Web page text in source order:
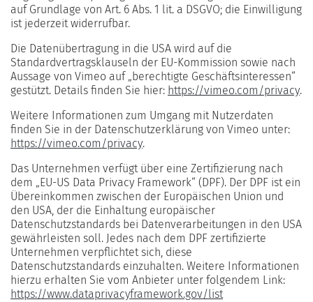
auf Grundlage von Art. 6 Abs. 1 lit. a DSGVO; die Einwilligung
ist jederzeit widerrufbar.
Die Datenübertragung in die USA wird auf die
Standardvertragsklauseln der EU-Kommission sowie nach
Aussage von Vimeo auf „berechtigte Geschäftsinteressen“
gestützt. Details finden Sie hier: https://vimeo.com/privacy.
Weitere Informationen zum Umgang mit Nutzerdaten
finden Sie in der Datenschutzerklärung von Vimeo unter:
https://vimeo.com/privacy.
Das Unternehmen verfügt über eine Zertifizierung nach
dem „EU-US Data Privacy Framework“ (DPF). Der DPF ist ein
Übereinkommen zwischen der Europäischen Union und
den USA, der die Einhaltung europäischer
Datenschutzstandards bei Datenverarbeitungen in den USA
gewährleisten soll. Jedes nach dem DPF zertifizierte
Unternehmen verpflichtet sich, diese
Datenschutzstandards einzuhalten. Weitere Informationen
hierzu erhalten Sie vom Anbieter unter folgendem Link:
https://www.dataprivacyframework.gov/list